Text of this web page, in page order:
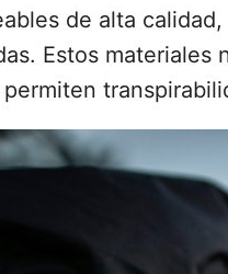
de alta
Estos materiales